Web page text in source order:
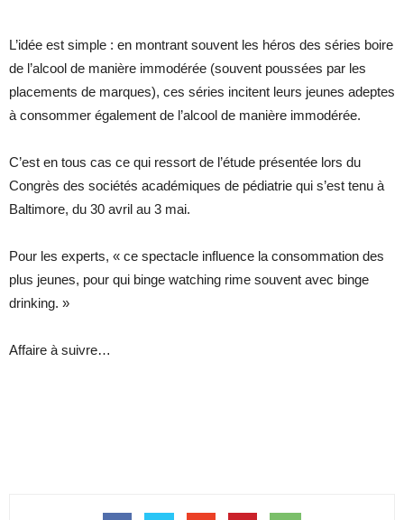
L’idée est simple : en montrant souvent les héros des séries boire
de l’alcool de manière immodérée (souvent poussées par les
placements de marques), ces séries incitent leurs jeunes adeptes
à consommer également de l’alcool de manière immodérée.
C’est en tous cas ce qui ressort de l’étude présentée lors du
Congrès des sociétés académiques de pédiatrie qui s’est tenu à
Baltimore, du 30 avril au 3 mai.
Pour les experts, « ce spectacle influence la consommation des
plus jeunes, pour qui binge watching rime souvent avec binge
drinking. »
Affaire à suivre…